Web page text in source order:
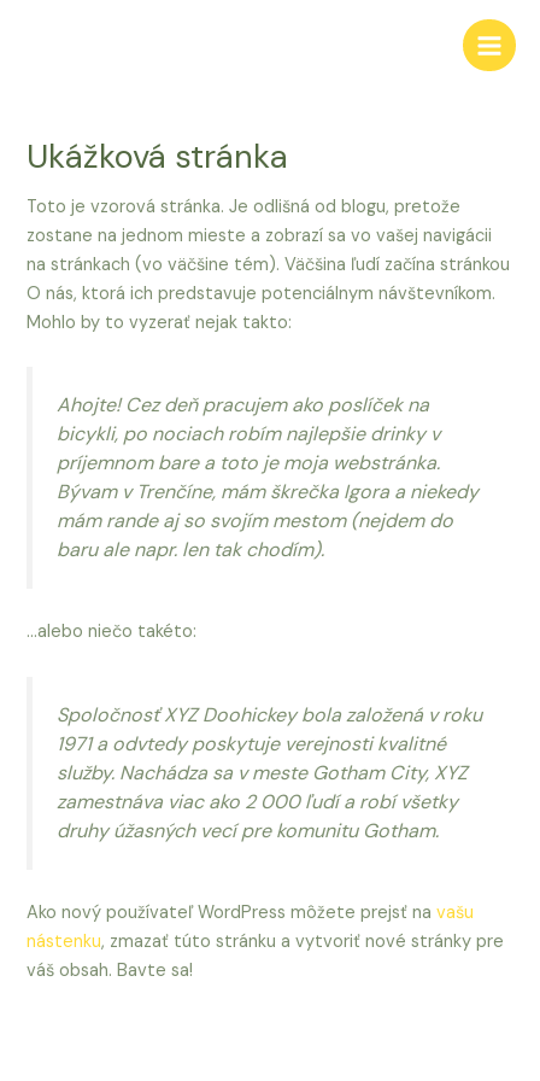
Main
Ukážková stránka
Toto je vzorová stránka. Je odlišná od blogu, pretože
zostane na jednom mieste a zobrazí sa vo vašej navigácii
na stránkach (vo väčšine tém). Väčšina ľudí začína stránkou
O nás, ktorá ich predstavuje potenciálnym návštevníkom.
Mohlo by to vyzerať nejak takto:
Ahojte! Cez deň pracujem ako poslíček na
bicykli, po nociach robím najlepšie drinky v
príjemnom bare a toto je moja webstránka.
Bývam v Trenčíne, mám škrečka Igora a niekedy
mám rande aj so svojím mestom (nejdem do
baru ale napr. len tak chodím).
…alebo niečo takéto:
Spoločnosť XYZ Doohickey bola založená v roku
1971 a odvtedy poskytuje verejnosti kvalitné
služby. Nachádza sa v meste Gotham City, XYZ
zamestnáva viac ako 2 000 ľudí a robí všetky
druhy úžasných vecí pre komunitu Gotham.
Ako nový používateľ WordPress môžete prejsť navašu
nástenku, zmazať túto stránku a vytvoriť nové stránky pre
váš obsah. Bavte sa!